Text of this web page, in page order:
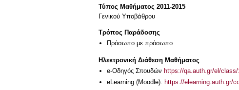
Τύπος Μαθήματος 2011-2015
Γενικού Υποβάθρου
Τρόπος Παράδοσης
Πρόσωπο με πρόσωπο
Ηλεκτρονική Διάθεση Μαθήματος
e-Οδηγός Σπουδών https://qa.auth.gr/el/
eLearning (Moodle): https://elearning.auth.gr/